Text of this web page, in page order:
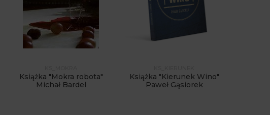
Książka "Mokra robota"
Michał Bardel
Książka "Kierunek Wino"
Paweł Gąsiorek